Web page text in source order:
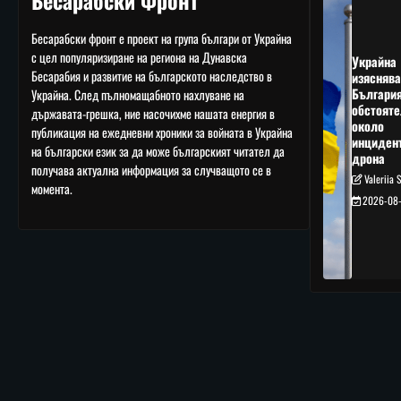
Бесарабски фронт е проект на група българи от Украйна
с цел популяризиране на региона на Дунавска
Бесарабия и развитие на българското наследство в
Украйна. След пълномащабното нахлуване на
държавата-грешка, ние насочихме нашата енергия в
публикация на ежедневни хроники за войната в Украйна
на български език за да може българският читател да
получава актуална информация за случващото се в
момента.
Украйна
около
дрона
Valeriia
2026-